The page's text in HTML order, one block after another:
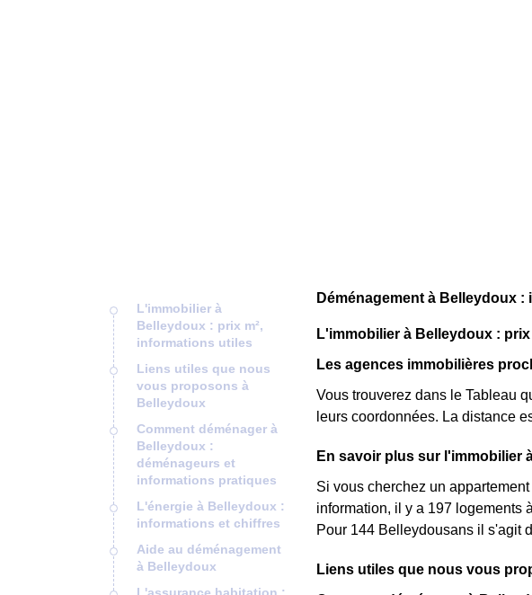
L'immobilier à
Belleydoux : prix m²,
informations utiles
Liens utiles que nous
vous proposons à
Belleydoux
Comment déménager à
Belleydoux :
déménageurs et
informations pratiques
L'énergie à Belleydoux :
informations et chiffres
Aide au déménagement
à Belleydoux
Déménagement à Belleydoux
L'immobilier à Belleydoux :
Les agences immobilières
Vous trouverez dans le Tableau
leurs coordonnées. La distance
En savoir plus sur l'immobilier
Si vous cherchez un
information, il y a 197 logements
Pour 144 Belleydousans il s'agit
Liens utiles que nous vous